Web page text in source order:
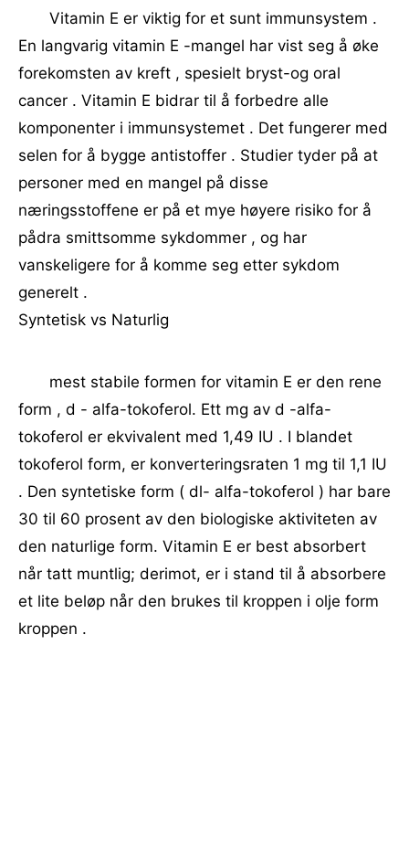
Vitamin E er viktig for et sunt immunsystem .
En langvarig vitamin E -mangel har vist seg å øke
forekomsten av kreft , spesielt bryst-og oral
cancer . Vitamin E bidrar til å forbedre alle
komponenter i immunsystemet . Det fungerer med
selen for å bygge antistoffer . Studier tyder på at
personer med en mangel på disse
næringsstoffene er på et mye høyere risiko for å
pådra smittsomme sykdommer , og har
vanskeligere for å komme seg etter sykdom
generelt .
Syntetisk vs Naturlig
mest stabile formen for vitamin E er den rene
form , d - alfa-tokoferol. Ett mg av d -alfa-
tokoferol er ekvivalent med 1,49 IU . I blandet
tokoferol form, er konverteringsraten 1 mg til 1,1 IU
. Den syntetiske form ( dl- alfa-tokoferol ) har bare
30 til 60 prosent av den biologiske aktiviteten av
den naturlige form. Vitamin E er best absorbert
når tatt muntlig; derimot, er i stand til å absorbere
et lite beløp når den brukes til kroppen i olje form
kroppen .